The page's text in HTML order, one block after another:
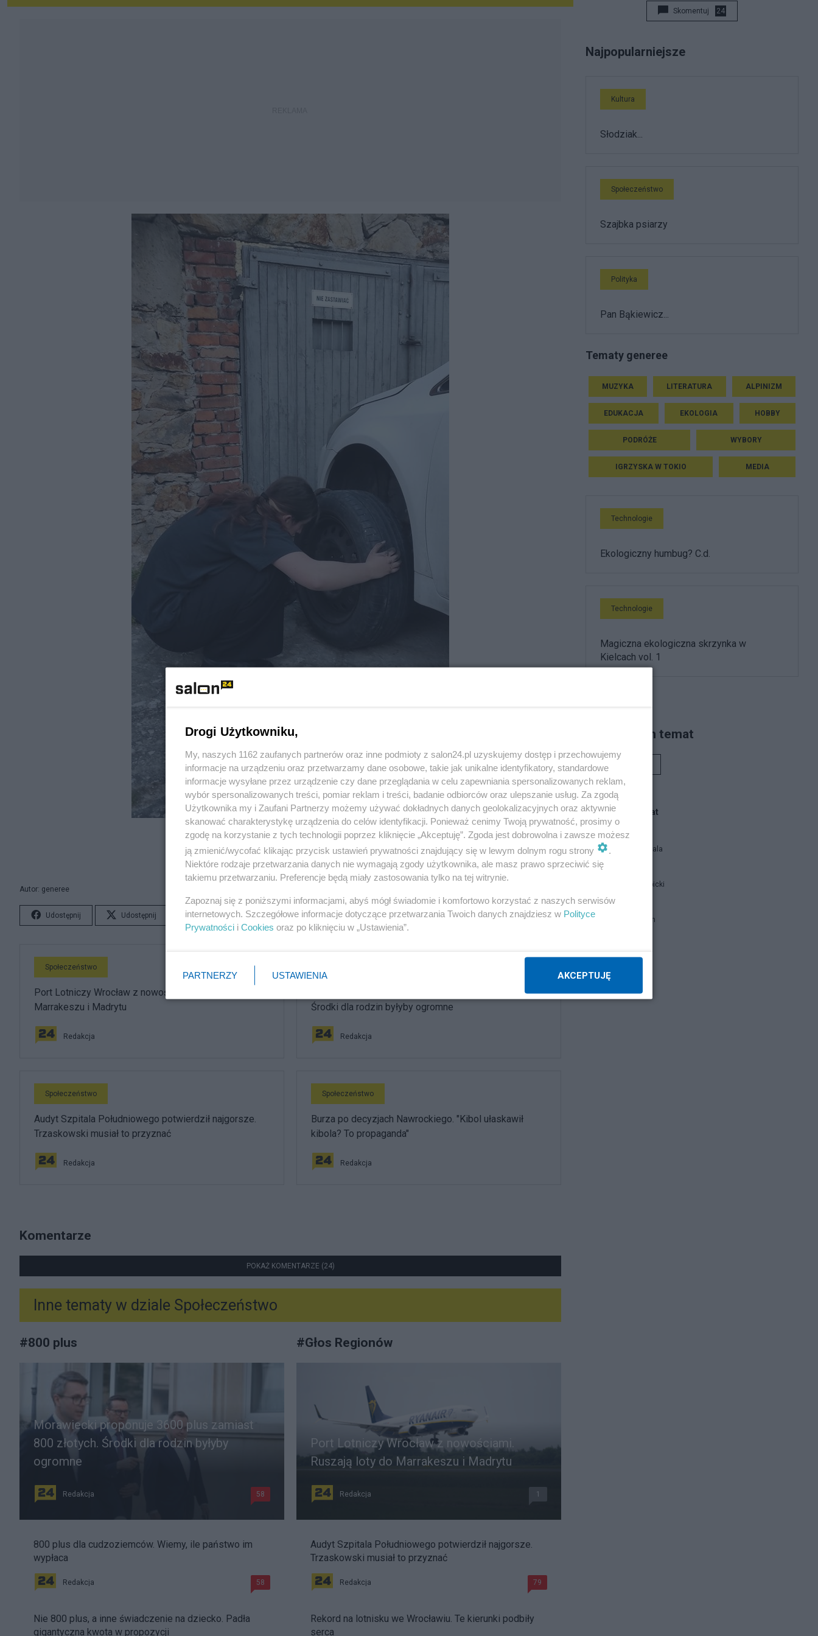
Nauka samodzielności
Autor: generee
Udostępnij Udostępnij Lubię to! Skomentuj 24 Obserwuj notkę
Społeczeństwo
Port Lotniczy Wrocław z nowościami. Ruszają loty do
Marrakeszu i Madrytu
Redakcja
Morawiecki proponuje 3600 plus zamiast 800 złotych.
Środki dla rodzin byłyby ogromne
Redakcja
Społeczeństwo
Audyt Szpitala Południowego potwierdził najgorsze.
Trzaskowski musiał to przyznać
Redakcja
Społeczeństwo
Burza po decyzjach Nawrockiego. "Kibol ułaskawił
kibola? To propaganda"
Redakcja
Komentarze
POKAŻ KOMENTARZE (24)
Inne tematy w dziale Społeczeństwo
#800 plus
Morawiecki proponuje 3600 plus zamiast
800 złotych. Środki dla rodzin byłyby
ogromne
Redakcja 58
800 plus dla cudzoziemców. Wiemy, ile państwo im
wypłaca
Redakcja 58
Nie 800 plus, a inne świadczenie na dziecko. Padła
gigantyczna kwota w propozycji
#Głos Regionów
Port Lotniczy Wrocław z nowościami.
Ruszają loty do Marrakeszu i Madrytu
Redakcja 1
Audyt Szpitala Południowego potwierdził najgorsze.
Trzaskowski musiał to przyznać
Redakcja 79
Rekord na lotnisku we Wrocławiu. Te kierunki podbiły
serca
Skomentuj 24
Najpopularniejsze
Kultura
Słodziak...
Społeczeństwo
Szajbka psiarzy
Polityka
Pan Bąkiewicz...
Tematy generee
MUZYKA LITERATURA ALPINIZM
EDUKACJA EKOLOGIA HOBBY
PODRÓŻE WYBORY
IGRZYSKA W TOKIO MEDIA
Technologie
Ekologiczny humbug? C.d.
Technologie
Magiczna ekologiczna skrzynka w
Kielcach vol. 1
Piszą na ten temat
Blogi na ten temat
Siukum Balala
Jan Filip Libicki
brat Damian
Napisz notkę
Drogi Użytkowniku,
My, naszych 1162 zaufanych partnerów oraz inne podmioty z salon24.pl uzyskujemy dostęp i przechowujemy
informacje na urządzeniu oraz przetwarzamy dane osobowe, takie jak unikalne identyfikatory, standardowe
informacje wysyłane przez urządzenie czy dane przeglądania w celu zapewniania spersonalizowanych reklam,
wybór spersonalizowanych treści, pomiar reklam i treści, badanie odbiorców oraz ulepszanie usług. Za zgodą
Użytkownika my i Zaufani Partnerzy możemy używać dokładnych danych geolokalizacyjnych oraz aktywnie
skanować charakterystykę urządzenia do celów identyfikacji. Ponieważ cenimy Twoją prywatność, prosimy o
zgodę na korzystanie z tych technologii poprzez kliknięcie „Akceptuję”. Zgoda jest dobrowolna i zawsze możesz
ją zmienić/wycofać klikając przycisk ustawień prywatności znajdujący się w lewym dolnym rogu strony
Niektóre rodzaje przetwarzania danych nie wymagają zgody użytkownika, ale masz prawo sprzeciwić się
takiemu przetwarzaniu. Preferencje będą miały zastosowania tylko na tej witrynie.
Zapoznaj się z poniższymi informacjami, abyś mógł świadomie i komfortowo korzystać z naszych serwisów
internetowych. Szczegółowe informacje dotyczące przetwarzania Twoich danych znajdziesz w Polityce
Prywatności i Cookies oraz po kliknięciu w „Ustawienia”.
PARTNERZY USTAWIENIA AKCEPTUJĘ